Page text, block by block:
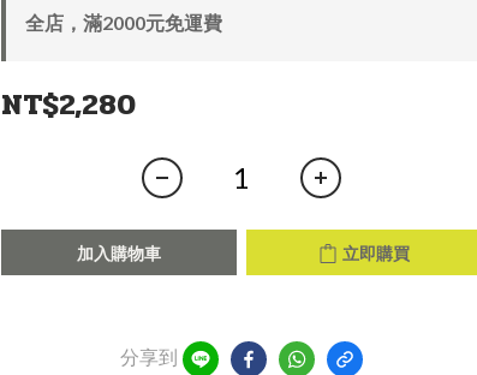
全店，滿2000元免運費
NT$2,280
加入購物車 立即購買
分享到